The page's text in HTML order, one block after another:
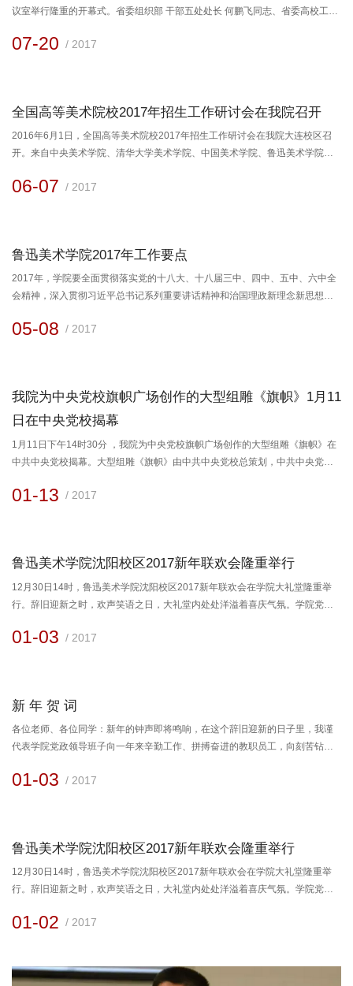
议室举行隆重的开幕式。省委组织部 干部五处处长 何鹏飞同志、省委高校工委
部部长 赵慧同志受邀出席，大会主席团成员、今年退离院级领导岗位的大会代
07-20 / 2017
全国高等美术院校2017年招生工作研讨会在我院召开
​2016年6月1日，全国高等美术院校2017年招生工作研讨会在我院大连校区召
开。来自中央美术学院、清华大学美术学院、中国美术学院、鲁迅美术学院、
九大美术院校分管招生工作的副院长、招生部门负责人及工作人员30余人参加
06-07 / 2017
鲁迅美术学院2017年工作要点
2017年，学院要全面贯彻落实党的十八大、十八届三中、四中、五中、六中全
会精神，深入贯彻习近平总书记系列重要讲话精神和治国理政新理念新思想新
工作指导，持续深化教育改革，注重内涵发展，全面提高教育质量，努力开创
05-08 / 2017
我院为中央党校旗帜广场创作的大型组雕《旗帜》1月11
日在中央党校揭幕
1月11日下午14时30分 ，我院为中央党校旗帜广场创作的大型组雕《旗帜》在
中共中央党校揭幕。大型组雕《旗帜》由中共中央党校总策划，中共中央党
韦尔申任艺术顾问，院长李象群领衔主创，雕塑系师生集体合作完成。​参加揭
01-13 / 2017
鲁迅美术学院沈阳校区2017新年联欢会隆重举行
12月30日14时，鲁迅美术学院沈阳校区2017新年联欢会在学院大礼堂隆重举
行。辞旧迎新之时，欢声笑语之日，大礼堂内处处洋溢着喜庆气氛。学院党委
长常树雄、纪委书记马杰以及离退休院级老领导出席联欢会，与全院师生欢聚
01-03 / 2017
新 年 贺 词
​各位老师、各位同学：新年的钟声即将鸣响，在这个辞旧迎新的日子里，我谨
代表学院党政领导班子向一年来辛勤工作、拼搏奋进的教职员工，向刻苦钻
的问候和节日的祝福！2016年，学院全面深化改革、攻坚克难、砥砺奋进，在
01-03 / 2017
鲁迅美术学院沈阳校区2017新年联欢会隆重举行
12月30日14时，鲁迅美术学院沈阳校区2017新年联欢会在学院大礼堂隆重举
行。辞旧迎新之时，欢声笑语之日，大礼堂内处处洋溢着喜庆气氛。学院党委
长常树雄、纪委书记马杰以及离退休院级老领导出席联欢会，与全院师生欢聚
年贺词，...
01-02 / 2017